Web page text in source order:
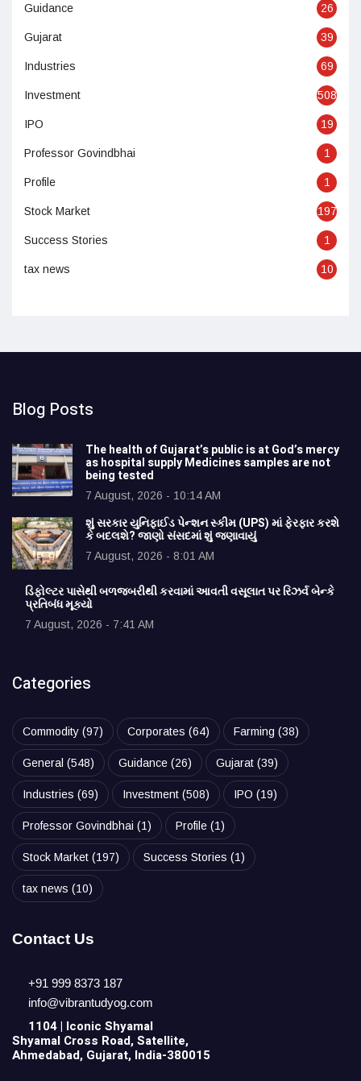
Guidance 26
Gujarat 39
Industries 69
Investment 508
IPO 19
Professor Govindbhai 1
Profile 1
Stock Market 197
Success Stories 1
tax news 10
Blog Posts
The health of Gujarat’s public is at God’s mercy
as hospital supply Medicines samples are not
being tested
7 August, 2026 - 10:14 AM
શું સરકાર યુનિફાઈડ પેન્શન સ્કીમ (UPS) માં ફેરફાર કરશે
કે બદલશે? જાણો સંસદમાં શું જણાવાયું
7 August, 2026 - 8:01 AM
ડિફોલ્ટર પાસેથી બળજબરીથી કરવામાં આવતી વસૂલાત પર રિઝર્વ બેન્કે
પ્રતિબંધ મૂક્યો
7 August, 2026 - 7:41 AM
Categories
Commodity (97) Corporates (64) Farming (38)
General (548) Guidance (26) Gujarat (39)
Industries (69) Investment (508) IPO (19)
Professor Govindbhai (1) Profile (1)
Stock Market (197) Success Stories (1)
tax news (10)
Contact Us
+91 999 8373 187
info@vibrantudyog.com
1104 | Iconic Shyamal
Shyamal Cross Road, Satellite,
Ahmedabad, Gujarat, India-380015